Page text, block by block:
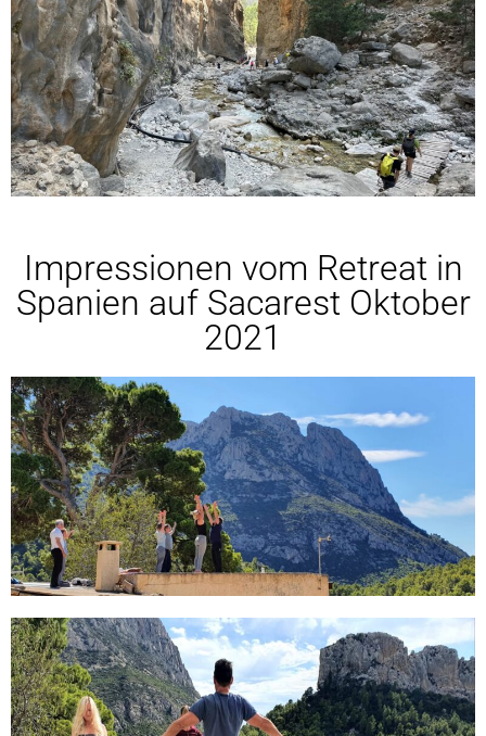
Impressionen vom Retreat in
Spanien auf Sacarest Oktober
2021